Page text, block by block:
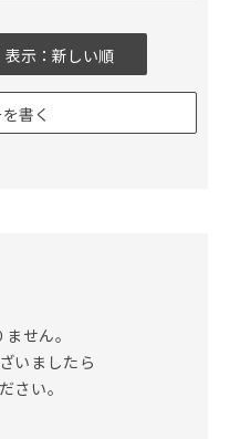
表示：新しい順
書く
せん。
いましたら
さい。